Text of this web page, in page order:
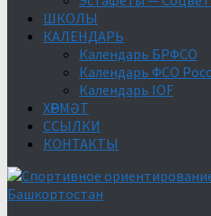
ШКОЛЫ
КАЛЕНДАРЬ
Календарь БРФСО
Календарь ФСО
Календарь IOF
ХӨРМӘТ
ССЫЛКИ
КОНТАКТЫ